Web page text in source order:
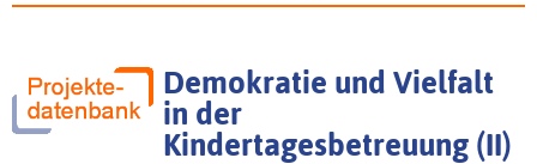
Demokratie und Vielfalt
in der
Kindertagesbetreuung (II)